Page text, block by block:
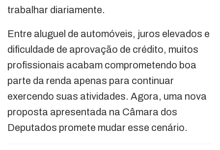
trabalhar diariamente.
Entre aluguel de automóveis, juros elevados e
dificuldade de aprovação de crédito, muitos
profissionais acabam comprometendo boa
parte da renda apenas para continuar
exercendo suas atividades. Agora, uma nova
proposta apresentada na Câmara dos
Deputados promete mudar esse cenário.